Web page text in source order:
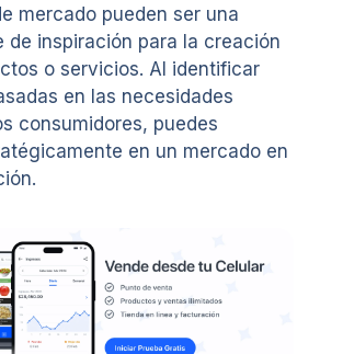
mercado pueden ser una
de inspiración para la creación
o servicios. Al identificar
en las necesidades
consumidores, puedes
en un mercado en